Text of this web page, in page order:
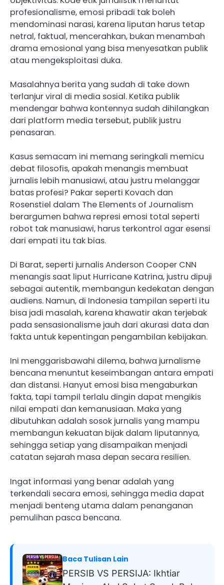
profesionalisme, emosi pribadi tak boleh
mendominasi narasi, karena liputan harus tetap
netral, faktual, mencerahkan, bukan menambah
drama emosional yang bisa menyesatkan publik
atau mengeksploitasi duka.
Masalahnya berita yang sudah di take down
terlanjur viral di media sosial. Ketika publik
mendengar bahwa kontennya sudah dihilangkan
dari platform media tersebut, publik justru
penasaran.
Kasus semacam ini memang seringkali memicu
debat filosofis, apakah menangis membuat
jurnalis lebih manusiawi, atau justru melanggar
batas profesi? Pakar seperti Kovach dan
Rosenstiel dalam The Elements of Journalism
berargumen bahwa represi emosi total seperti
robot tak manusiawi, harus terkontrol agar esensi
dari empati itu tak bias.
Di Barat, seperti jurnalis Anderson Cooper CNN
menangis saat liput Hurricane Katrina, justru dipuji
sebagai autentik, membangun kedekatan dengan
audiens. Namun, di Indonesia tampilan seperti itu
bisa jadi masalah, karena khawatir akan terjebak
pada sensasionalisme jauh dari akurasi data dan
fakta untuk kepentingan pengambilan kebijakan.
Ini menggarisbawahi dilema, bahwa jurnalisme
bencana menuntut keseimbangan antara empati
dan distansi. Hanyut emosi bisa mengaburkan
fakta, tapi tampil terlalu dingin dapat mengikis
nilai empati dan kemanusiaan. Maka yang
dibutuhkan adalah sosok jurnalis yang mampu
membangun kekuatan bijak dalam liputannya,
sehingga setiap yang disampaikan menjadi
catatan sejarah masa depan secara resilien.
Ingat informasi yang benar adalah yang
terkendali secara emosi, sehingga media dapat
menjadi benteng utama dalam penanganan
pemulihan pasca bencana.
Baca Tulisan Lain
PERSIB VS PERSIJA: Ikhtiar